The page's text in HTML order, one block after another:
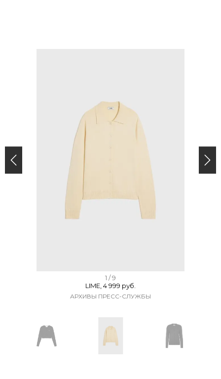
1 / 9
LIME, 4 999 руб.
АРХИВЫ ПРЕСС-СЛУЖБЫ